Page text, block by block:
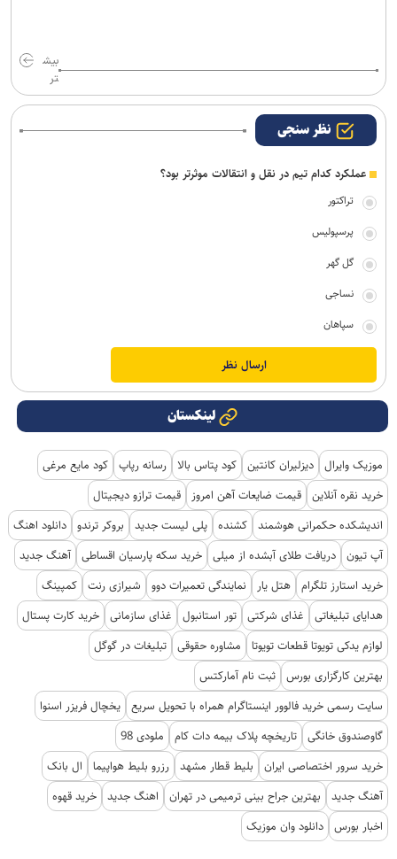
بیش
تر
نظر سنجی
عملکرد کدام تیم در نقل و انتقالات موثرتر بود؟
تراکتور
پرسپولیس
گل گهر
نساجی
سپاهان
لینکستان
موزیک وایرال دیزلیران کانتین کود پتاس بالا رسانه رپاپ کود مایع مرغی
خرید نقره آنلاین قیمت ضایعات آهن امروز
قیمت ترازو دیجیتال
اندیشکده حکمرانی هوشمند کشنده پلی لیست جدید بروکر ترندو دانلود اهنگ
آپ تیون دریافت طلای آبشده از میلی خرید سکه پارسیان اقساطی آهنگ جدید
خرید استارز تلگرام هتل یار نمایندگی تعمیرات دوو شیرازی رنت کمپینگ
هدایای تبلیغاتی
غذای شرکتی تور استانبول غذای سازمانی خرید کارت پستال
لوازم یدکی تویوتا قطعات تویوتا
مشاوره حقوقی تبلیغات در گوگل
بهترین کارگزاری بورس ثبت نام آمارکتس
سایت رسمی خرید فالوور اینستاگرام همراه با تحویل سریع یخچال فریزر اسنوا
گاوصندوق خانگی تاریخچه پلاک بیمه دات کام
ملودی 98
خرید سرور اختصاصی ایران
بلیط قطار مشهد رزرو بلیط هواپیما
ال بانک
آهنگ جدید
بهترین جراح بینی ترمیمی در تهران اهنگ جدید خرید قهوه
اخبار بورس دانلود وان موزیک